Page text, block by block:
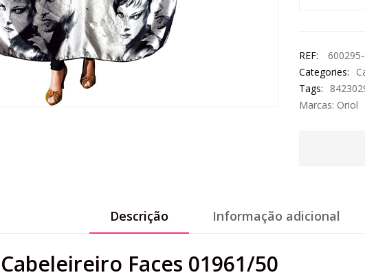
REF:
Categories:
Tags:
Marcas: Oriol
Descrição Informação adicional
Faces 01961/50